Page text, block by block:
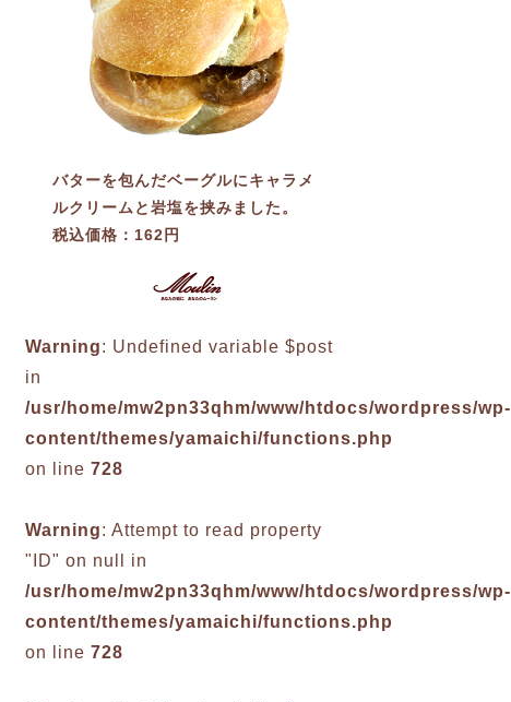
バターを包んだベーグルにキャラメ
ルクリームと岩塩を挟みました。
税込価格：162円
Warning: Undefined variable $post
in
/usr/home/mw2pn33qhm/www/htdocs/wordpress/wp-
content/themes/yamaichi/functions.php
on line 728
Warning: Attempt to read property
"ID" on null in
/usr/home/mw2pn33qhm/www/htdocs/wordpress/wp-
content/themes/yamaichi/functions.php
on line 728